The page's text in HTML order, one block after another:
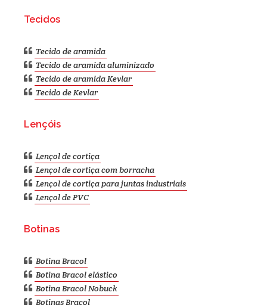
Tecidos
Tecido de aramida
Tecido de aramida aluminizado
Tecido de aramida Kevlar
Tecido de Kevlar
Lençóis
Lençol de cortiça
Lençol de cortiça com borracha
Lençol de cortiça para juntas industriais
Lençol de PVC
Botinas
Botina Bracol
Botina Bracol elástico
Botina Bracol Nobuck
Botinas Bracol